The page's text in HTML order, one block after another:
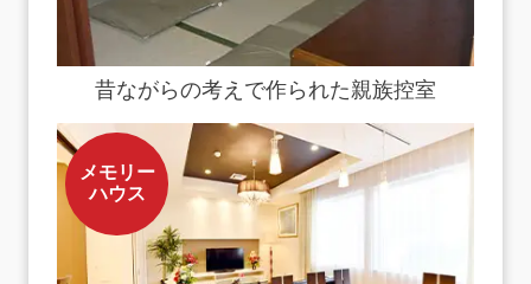
昔ながらの考えで作られた親族控室
メモリー
ハウス